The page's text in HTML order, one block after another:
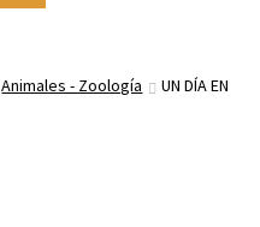
Animales - Zoología
UN DÍA EN